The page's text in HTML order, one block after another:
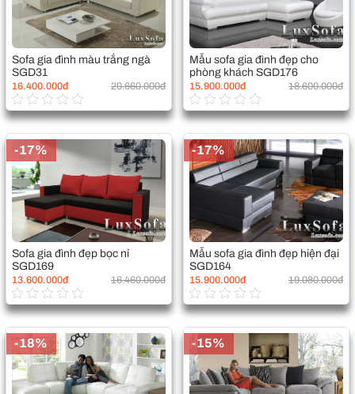
Sofa gia đình màu trắng ngà
SGD31
16.400.000đ 20.660.000đ
Mẫu sofa gia đình đẹp cho
phòng khách SGD176
15.900.000đ 18.600.000đ
Sofa gia đình đẹp bọc nỉ
SGD169
13.600.000đ 16.460.000đ
-17%
Mẫu sofa gia đình đẹp hiện đại
SGD164
15.900.000đ 19.080.000đ
-17%
-18% -15%